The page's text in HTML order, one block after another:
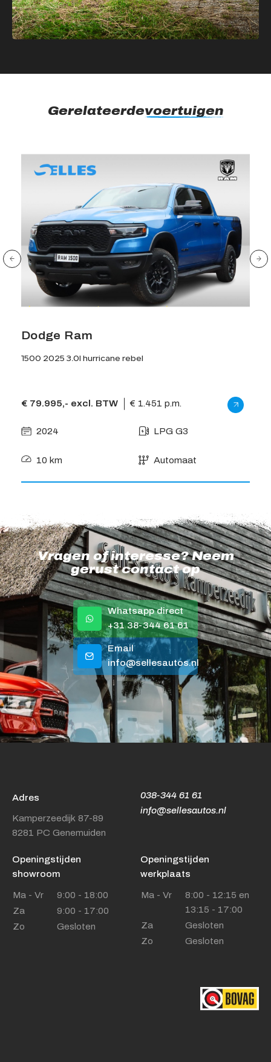
Gerelateerdevoertuigen
Dodge Ram
1500 2025 3.0l hurricane rebel
€ 79.995,- excl. BTW € 1.451 p.m.
2024 LPG G3
10 km Automaat
Vragen of interesse? Neem
gerust contact op
Whatsapp direct
+31 38-344 61 61
Email
info@sellesautos.nl
038-344 61 61
info@sellesautos.nl
Adres
Kamperzeedijk 87-89
8281 PC Genemuiden
Openingstijden
showroom
Ma - Vr
9:00 - 18:00
Za
9:00 - 17:00
Zo
Gesloten
Openingstijden
werkplaats
Ma - Vr
8:00 - 12:15 en
13:15 - 17:00
Za
Gesloten
Zo
Gesloten